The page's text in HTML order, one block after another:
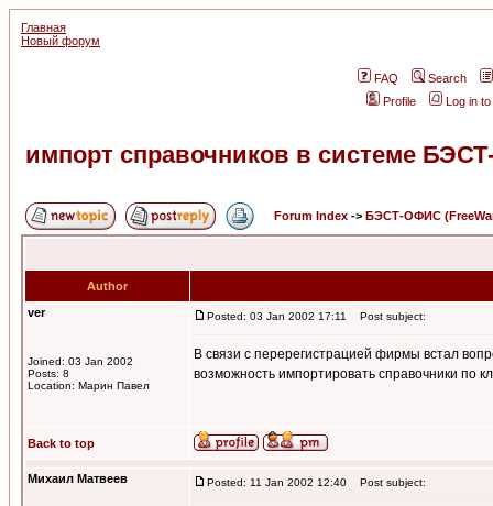
Главная
Новый форум
FAQ
Search
Profile
Log in
импорт справочников в системе
Forum Index -> БЭСТ-ОФИС
Author
ver
Joined: 03 Jan 2002
Posts: 8
Location: Марин Павел
Posted: 03 Jan 2002 17:11 Post subject:
В связи с перерегистрацией фирмы встал
возможность импортировать справочники по
Back to top
Михаил Матвеев Posted: 11 Jan 2002 12:40 Post subject: